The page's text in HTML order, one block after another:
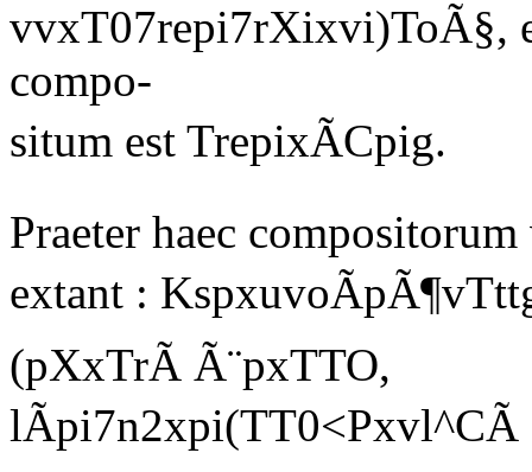
vvxT07repi7rXixvi)ToÃ§,
compo-
situm est TrepixÃCpig.
Praeter haec
extant :
(pXxTrÃ Ã¨pxTTO,
lÃpi7n2xpi(TT0<Pxvl^CÃ